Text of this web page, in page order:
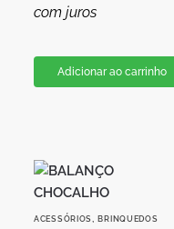
com juros
Adicionar ao carrinho
ACESSÓRIOS ,BRINQUEDOS